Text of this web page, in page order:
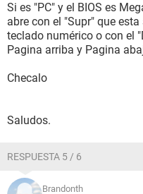
Si es "PC" y el BIOS es
abre con el "Supr" que
teclado numérico o con el
Pagina arriba y Pagina
Checalo
Saludos.
RESPUESTA 5 / 6
Brandonth